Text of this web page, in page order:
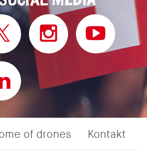
of drones Kontakt